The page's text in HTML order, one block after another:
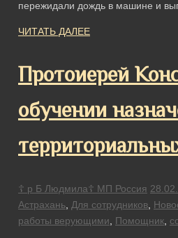
пережидали дождь в машине и
ЧИТАТЬ ДАЛЕЕ
Протоиерей
обучении
☦ р Б Людмила☦ МП Россия
Астрахань Для сотрудников
работы верующими
Помощник